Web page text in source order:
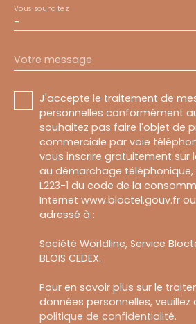
-
Vous souhaitez
Votre message
J'accepte le traitement de
personnelles conformément au
souhaitez pas faire l'objet de
commerciale par voie
vous inscrire gratuitement sur
au démarchage téléphonique,
L223-1 du code de la
Internet www.bloctel.gouv.fr
adressé à :
Société Worldline, Service Bloctel,
BLOIS CEDEX.
Pour en savoir plus sur le
données personnelles,
politique de confidentialité.